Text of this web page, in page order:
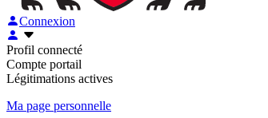
Connexion
Profil connecté
Compte portail
Légitimations actives
Ma page personnelle